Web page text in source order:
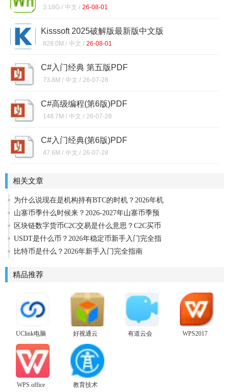
3.18G / 中文 / 26-08-01
Kisssoft 2025破解版最新版中文版
828.0M / 中文 / 26-08-01
C#入门经典 第五版PDF
73.8M / 中文 / 26-07-28
C#高级编程(第6版)PDF
148.7M / 中文 / 26-07-28
C#入门经典(第6版)PDF
47.6M / 中文 / 26-07-28
相关文章
为什么说现在是机构持有BTC的时机？2026年机
山寨币季什么时候来？2026-2027年山寨币季预
区块链数字货币C2C交易是什么意思？C2C买币
USDT是什么币？2026年稳定币新手入门完全指
比特币是什么？2026年新手入门完全指南
精品推荐
UClink电脑
客户端
好视通云
会议电脑
版
有道云会
WPS2017
WPS office
教育技术